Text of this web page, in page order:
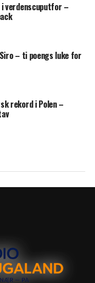
verdenscuputfor –
– ti poengs luke for
rekord i Polen –